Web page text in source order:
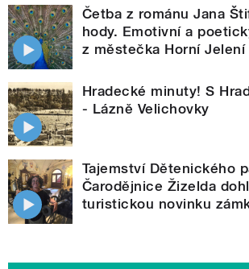
Četba z románu Jana
hody. Emotivní a
z městečka Horní Jelení
Hradecké minuty! S
- Lázně Velichovky
Tajemství Dětenického
Čarodějnice Žizelda
turistickou novinku